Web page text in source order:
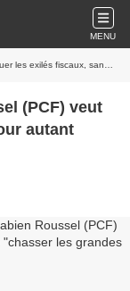
MENU
autant "chasser les grandes fortunes”
(PCF) veut
autant